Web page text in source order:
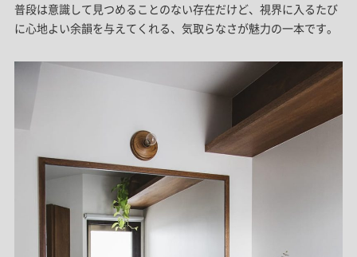
普段は意識して見つめることのない存在だけど、視界に入るたび
に心地よい余韻を与えてくれる、気取らなさが魅力の一本です。